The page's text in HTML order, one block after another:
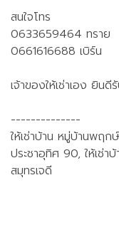
สนใจโทร
0633659464 ทราย
0661616688 เบิร์น
เจ้าของให้เช่าเอง ยินดี
--------------
ให้เช่าบ้าน หมู่บ้านพฤก
ประชาอุทิศ 90, ให้เช่า
สมุทรเจดี